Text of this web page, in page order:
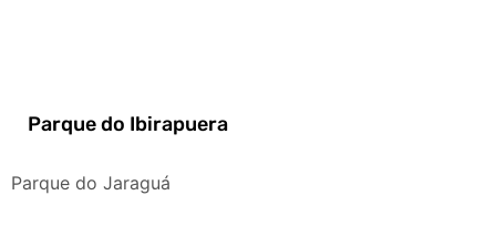
Parque do Ibirapuera
Parque do Jaraguá